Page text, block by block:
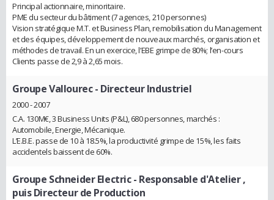
Principal actionnaire, minoritaire.
PME du secteur du bâtiment (7 agences, 210 personnes)
Vision stratégique M.T. et Business Plan, remobilisation du Management
et des équipes, développement de nouveaux marchés, organisation et
méthodes de travail. En un exercice, l’EBE grimpe de 80%; l’en-cours
Clients passe de 2,9 à 2,65 mois.
Groupe Vallourec- Directeur Industriel
2000 - 2007
C.A. 130M€, 3 Business Units (P&L), 680 personnes, marchés :
Automobile, Energie, Mécanique.
L’E.B.E. passe de 10 à 18.5%, la productivité grimpe de 15%, les faits
accidentels baissent de 60%.
Groupe Schneider Electric- Responsable d'Atelier ,
puis Directeur de Production